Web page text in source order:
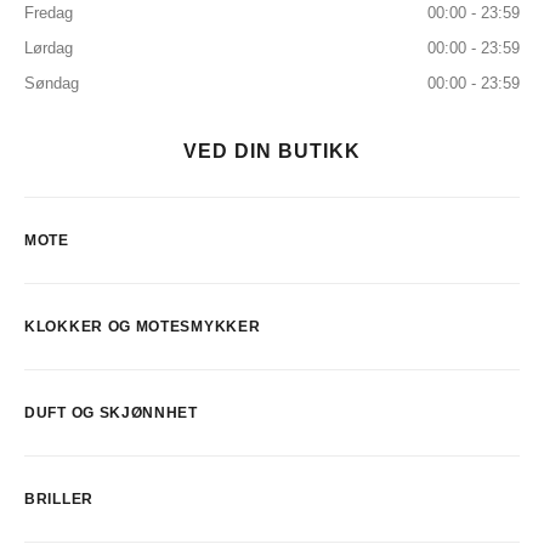
Fredag
00:00 - 23:59
Lørdag
00:00 - 23:59
Søndag
00:00 - 23:59
VED DIN BUTIKK
MOTE
KLOKKER OG MOTESMYKKER
DUFT OG SKJØNNHET
BRILLER